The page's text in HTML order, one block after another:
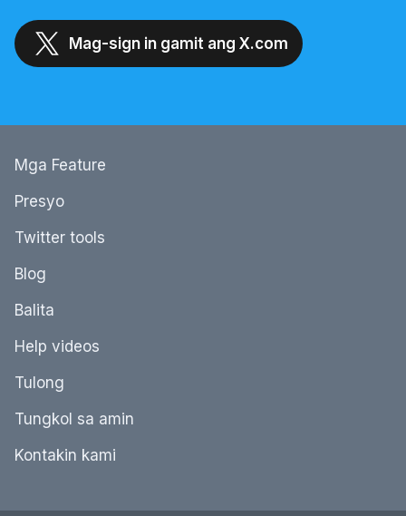
Mag-sign in gamit ang X.com
Mga Feature
Presyo
Twitter tools
Blog
Balita
Help videos
Tulong
Tungkol sa amin
Kontakin kami